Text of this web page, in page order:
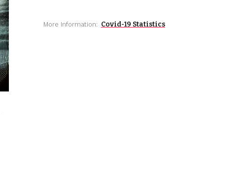
More Information: Covid-19 Statistics